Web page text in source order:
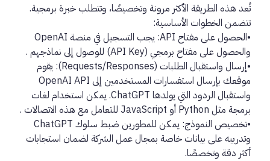
تُعد هذه الطريقة الأكثر مرونة وتخصيصًا، وتتطلب خبرة برمجية.
تتضمن الخطوات الأساسية:
•الحصول على مفتاح API:
يجب التسجيل في منصة OpenAI
والحصول على مفتاح برمجي (API Key) للوصول إلى نماذجهم
.
•إرسال واستقبال الطلبات (Requests/Responses):
يقوم
موقعك بإرسال استفسارات المستخدمين إلى OpenAI API
واستقبال الردود التي يولدها ChatGPT. يمكن استخدام لغات
برمجة مثل Python أو JavaScript للتعامل مع هذه الاتصالات
.
•تخصيص النموذج:
يمكن للمطورين ضبط سلوك ChatGPT
وتدريبه على بيانات خاصة بمجال عمل الشركة لضمان استجابات
أكثر دقة وتخصصًا.